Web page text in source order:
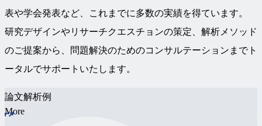
表や学会発表など、これまでに多数の実績を得ています。
研究デザインやリサーチクエスチョンの策定、解析メソッド
のご提案から、問題解決のためのコンサルテーションまでト
ータルでサポートいたします。
論文解析例
More